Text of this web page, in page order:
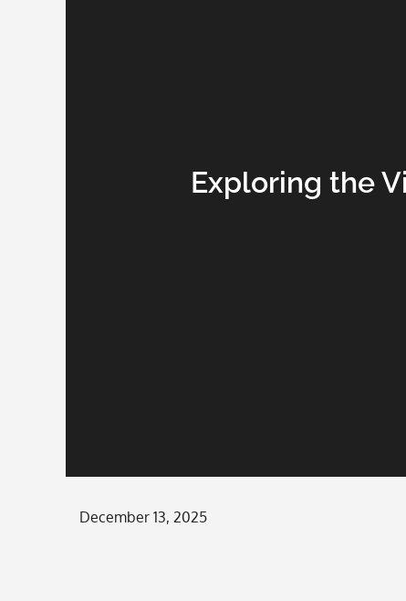
Exploring the
Posted
December 13, 2025